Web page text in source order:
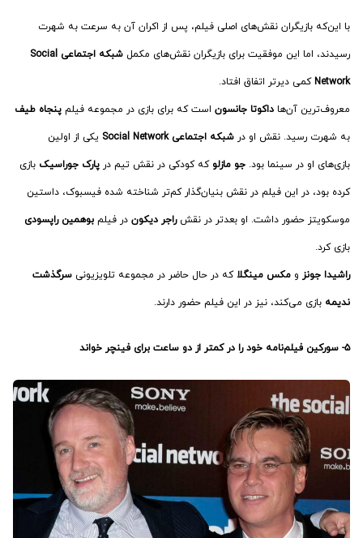
با این‌که بازیگران نقش‌های اصلی فیلم، پس از اکران آن به سرعت به شهرت
رسیدند، اما این موفقیت برای بازیگران نقش‌های مکمل شبکه اجتماعی Social
Networkکمی دیرتر اتفاق افتاد.
معروف‌ترین آن‌ها داکوتا جانسون است که برای بازی در مجموعه فیلم پنجاه طیف
به شهرت رسید. نقش او در شبکه اجتماعی Social Network یکی از اولین‌
بازی‌های او در سینما بود. جو مازلو که کودکی در نقش تیم در پارک جوراسیک بازی
کرده بود، در این فیلم در نقش بنیان‌گذار کم‌تر شناخته شده فیسبوک، داستین
موسکویتز حضور داشت. او بعدتر در نقشراجر دیکون در فیلم بوهمین راپسودی
بازی کرد.
راشیدا جونز و مکس مینگلا که در حال حاضر در مجموعه تلویزیونی سرگذشت
ندیمه بازی می‌کند، نیز در این فیلم حضور دارند.
۵- سورکین فیلم‌نامه خود را در کمتر از دو ساعت برای فینچر خواند